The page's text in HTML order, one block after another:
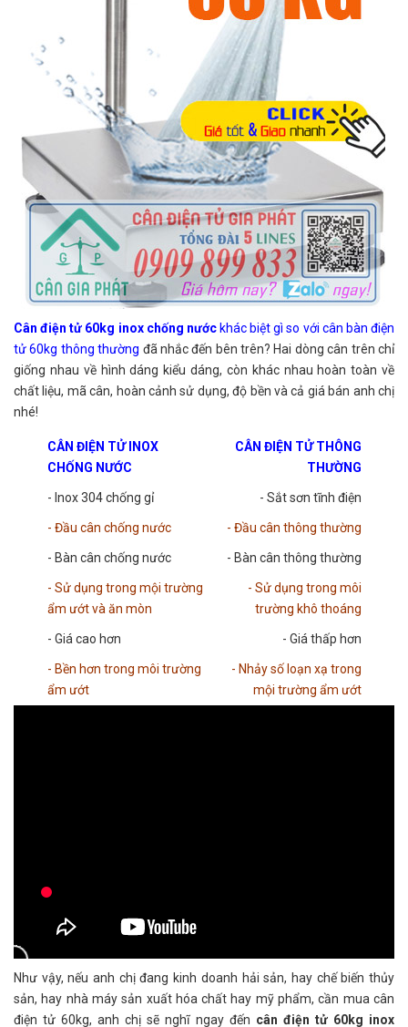
Cân điện tử 60kg inox chống nướckhác biệt gì so với cân bàn điện
tử 60kg thông thường đã nhắc đến bên trên? Hai dòng cân trên chỉ
giống nhau về hình dáng kiểu dáng, còn khác nhau hoàn toàn về
chất liệu, mã cân, hoàn cảnh sử dụng, độ bền và cả giá bán anh chị
nhé!
CÂN ĐIỆN TỬ INOX
CHỐNG NƯỚC
CÂN ĐIỆN TỬ THÔNG
THƯỜNG
- Inox 304 chống gỉ - Sắt sơn tĩnh điện
- Đầu cân chống nước - Đầu cân thông thường
- Bàn cân chống nước - Bàn cân thông thường
- Sử dụng trong mội trường
ẩm ướt và ăn mòn
- Sử dụng trong môi
trường khô thoáng
- Giá cao hơn - Giá thấp hơn
- Bền hơn trong môi trường
ẩm ướt
- Nhảy số loạn xạ trong
mội trường ẩm ướt
Như vậy, nếu anh chị đang kinh doanh hải sản, hay chế biến thủy
sản, hay nhà máy sản xuất hóa chất hay mỹ phẩm, cần mua cân
điện tử 60kg, anh chị sẽ nghĩ ngay đến cân điện tử 60kg inox